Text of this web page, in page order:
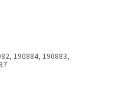
190884, 190883,